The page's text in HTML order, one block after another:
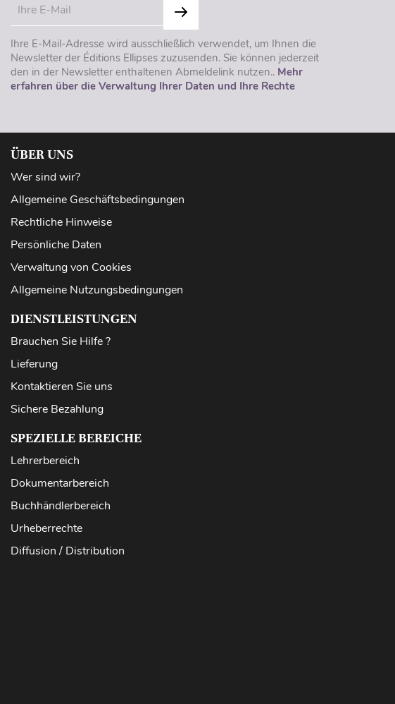
Ihre E-Mail-Adresse wird ausschließlich verwendet, um Ihnen die
Newsletter der Éditions Ellipses zuzusenden. Sie können jederzeit
den in der Newsletter enthaltenen Abmeldelink nutzen.. Mehr
erfahren über die Verwaltung Ihrer Daten und Ihre Rechte
ÜBER UNS
Wer sind wir?
Allgemeine Geschäftsbedingungen
Rechtliche Hinweise
Persönliche Daten
Verwaltung von Cookies
Allgemeine Nutzungsbedingungen
DIENSTLEISTUNGEN
Brauchen Sie Hilfe ?
Lieferung
Kontaktieren Sie uns
Sichere Bezahlung
SPEZIELLE BEREICHE
Lehrerbereich
Dokumentarbereich
Buchhändlerbereich
Urheberrechte
Diffusion / Distribution